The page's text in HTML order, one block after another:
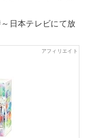
日本テレビにて放